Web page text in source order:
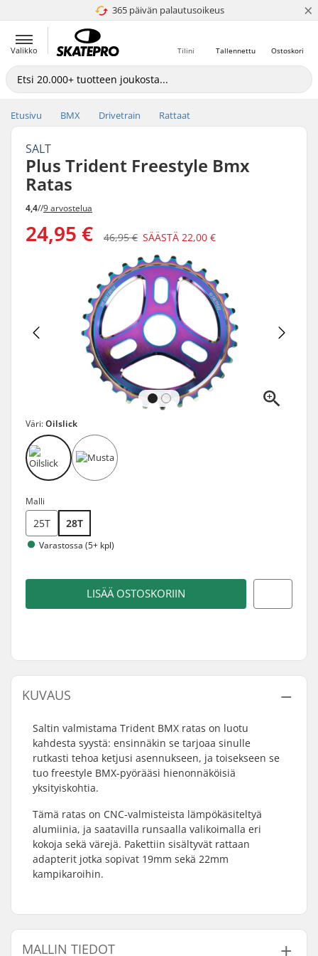
365 päivän palautusoikeus
4.8 / 5 ×
Valikko Ostoskori
Tallennettu
Tilini
Etusivu BMX Drivetrain Rattaat
SALT
Plus Trident Freestyle Bmx
Ratas
4,4//9 arvostelua
24,95 € 46,95 € SÄÄSTÄ 22,00 €
Väri:Oilslick
Malli
25T 28T
Varastossa (5+ kpl)
LISÄÄ OSTOSKORIIN
KUVAUS
Saltin valmistama Trident BMX ratas on luotu
kahdesta syystä: ensinnäkin se tarjoaa sinulle
rutkasti tehoa ketjusi asennukseen, ja toisekseen se
tuo freestyle BMX-pyörääsi hienonnäköisiä
yksityiskohtia.
Tämä ratas on CNC-valmisteista lämpökäsiteltyä
alumiinia, ja saatavilla runsaalla valikoimalla eri
kokoja sekä värejä. Pakettiin sisältyvät rattaan
adapterit jotka sopivat 19mm sekä 22mm
kampikaroihin.
MALLIN TIEDOT